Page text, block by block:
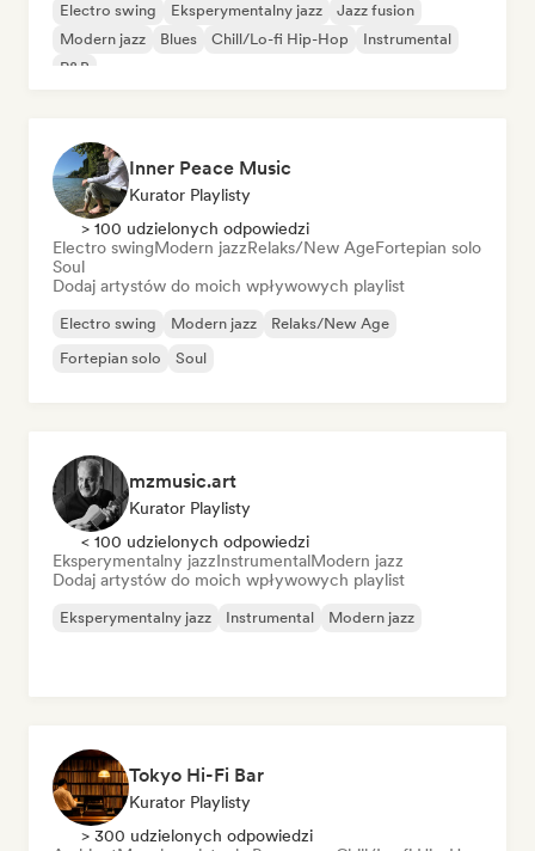
Electro swing Eksperymentalny jazz
Jazz fusion
Modern jazz
Blues Chill/Lo-fi Hip-Hop
Instrumental
R&B
Inner Peace Music
Kurator Playlisty
> 100 udzielonych odpowiedzi
Electro swingModern jazzRelaks/New AgeFortepian solo
Soul
Dodaj artystów do moich wpływowych playlist
Electro swing Modern jazz
Relaks/New Age
Fortepian solo
Soul
mzmusic.art
Kurator Playlisty
< 100 udzielonych odpowiedzi
Eksperymentalny jazzInstrumentalModern jazz
Dodaj artystów do moich wpływowych playlist
Eksperymentalny jazz Instrumental Modern jazz
Tokyo Hi-Fi Bar
Kurator Playlisty
> 300 udzielonych odpowiedzi